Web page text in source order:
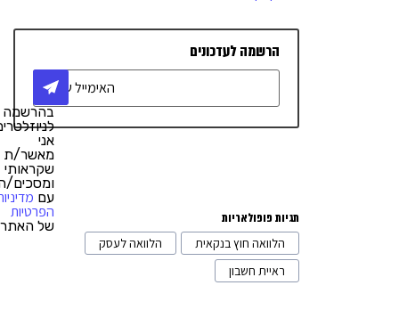
אדריכלות ועיצוב
3
3
1
הרשמה לעדכונים
בהרשמה
לניוזלטרים,
אני
מאשר/ת
שקראותי
ומסכים/ה
עםמדיניות
הפרטיות
של האתר. תגיות פופולאריות
הלוואה חוץ בנקאית
הלוואה לעסק
ראיית חשבון